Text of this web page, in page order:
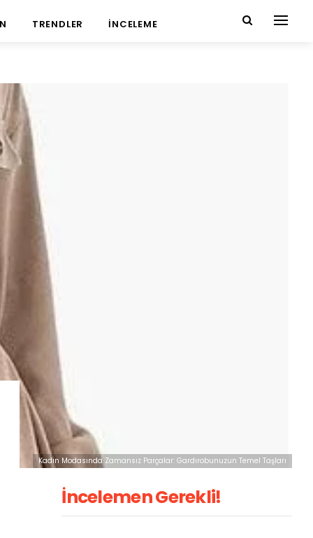
TRENDLER İNCELEME
Kadın Modasında Zamansız Parçalar: Gardırobunuzun Temel Taşları
İncelemen Gerekli!